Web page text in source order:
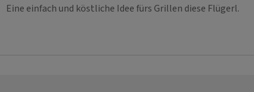
Eine einfach und köstliche Idee fürs Grillen diese Flügerl.